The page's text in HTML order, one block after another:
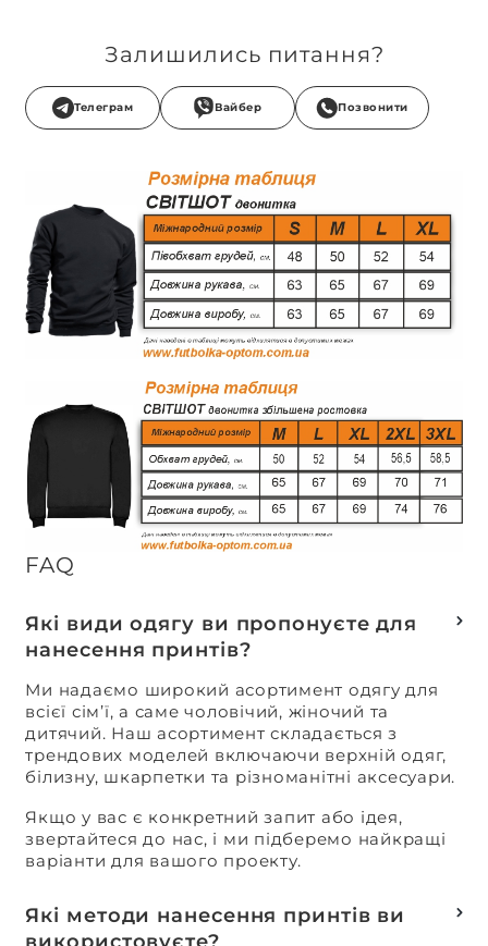
Залишились питання?
Телеграм Вайбер Позвонити
FAQ
Які види одягу ви пропонуєте для
нанесення принтів?
Ми надаємо широкий асортимент одягу для
всієї сім’ї, а саме чоловічий, жіночий та
дитячий. Наш асортимент складається з
трендових моделей включаючи верхній одяг,
білизну, шкарпетки та різноманітні аксесуари.
Якщо у вас є конкретний запит або ідея,
звертайтеся до нас, і ми підберемо найкращі
варіанти для вашого проекту.
Які методи нанесення принтів ви